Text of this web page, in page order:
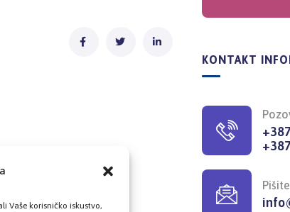
Vaše korisničko iskustvo,
KONTAKT